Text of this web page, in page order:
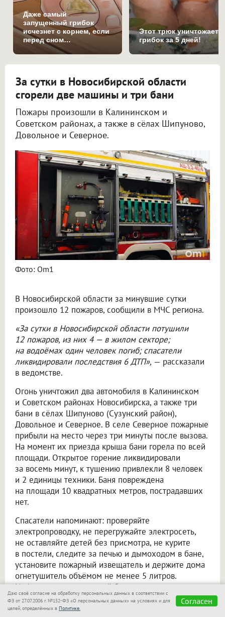
Даже самый
запущенный грибок
исчезнет с корнем, если
перед сном…
Этот трюк уничтожает
грибок за 5 дней!
За сутки в Новосибирской области
сгорели две машины и три бани
Пожары произошли в Калининском и
Советском районах, а также в сёлах Шипуново,
Довольное и Северное.
Фото: Om1
В Новосибирской области за минувшие сутки
произошло 12 пожаров, сообщили в МЧС региона.
«За сутки в Новосибирской области потушили
12 пожаров, из них 4 — в жилом секторе;
на водоёмах один человек погиб; спасатели
ликвидировали последствия 6 ДТП», — рассказали
в ведомстве.
Огонь уничтожил два автомобиля в Калининском
и Советском районах Новосибирска, а также три
бани в сёлах Шипуново (Сузунский район),
Довольное и Северное. В селе Северное пожарные
прибыли на место через три минуты после вызова.
На момент их приезда крыша бани горела по всей
площади. Открытое горение ликвидировали
за восемь минут, к тушению привлекли 8 человек
и 2 единицы техники. Баня повреждена
на площади 10 квадратных метров, пострадавших
нет.
Спасатели напоминают: проверяйте
электропроводку, не перегружайте электросеть,
не оставляйте детей без присмотра, не курите
в постели, следите за печью и дымоходом в бане,
установите пожарный извещатель и держите дома
огнетушитель объёмом не менее 5 литров.
Информацию о пожарной безопасности можно
уточнить на сайте ГУ МЧС по Новосибирской
области.
Даю своё согласие на обработку персональных данных в соответствии с
ФЗ от 27.07.2006 г. №152-ФЗ «О персональных данных» на условиях и для
целей, определённых в Политике.
Согласен